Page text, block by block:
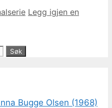
Legg igjen en
Bugge Olsen (1968)